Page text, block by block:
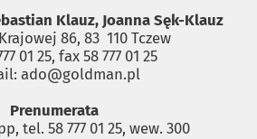
Klauz, Joanna Sęk-Klauz
86, 83 ­ 110 Tczew
01 25, fax 58 777 01 25
ado@goldman.pl
Prenumerata
tel. 58 777 01 25, wew. 300